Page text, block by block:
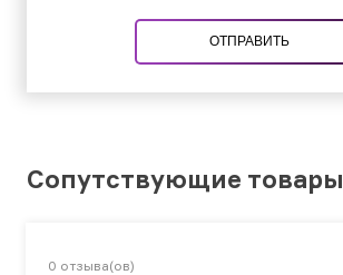
ОТПРАВИТЬ
Сопутствующие товары
0 отзыва(ов)